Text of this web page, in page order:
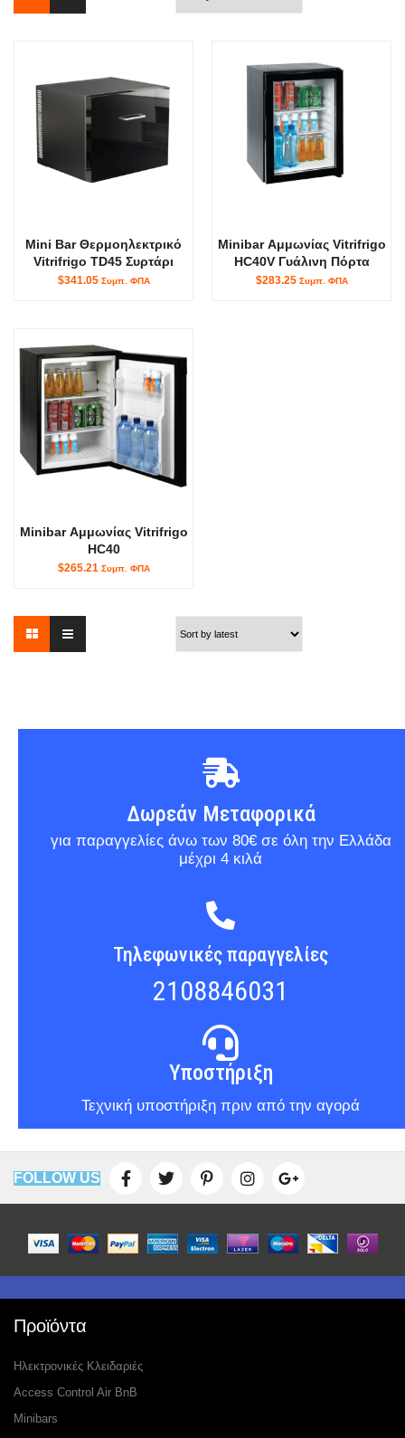
Mini Bar Θερμοηλεκτρικό
Vitrifrigo TD45 Συρτάρι
$341.05 Συμπ. ΦΠΑ
Minibar Αμμωνίας Vitrifrigo
HC40V Γυάλινη Πόρτα
$283.25 Συμπ. ΦΠΑ
Minibar Αμμωνίας Vitrifrigo
HC40
$265.21 Συμπ. ΦΠΑ
Δωρεάν Μεταφορικά
για παραγγελίες άνω των 80€ σε όλη την Ελλάδα
μέχρι 4 κιλά
Τηλεφωνικές παραγγελίες
2108846031
Υποστήριξη
Τεχνική υποστήριξη πριν από την αγορά
FOLLOW US
Προϊόντα
Ηλεκτρονικές Κλειδαριές
Access Control Air BnB
Minibars